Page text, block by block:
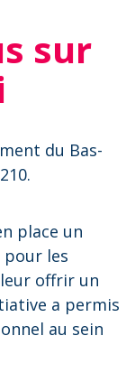
sur
du Bas-
place un
les
offrir un
a permis
au sein